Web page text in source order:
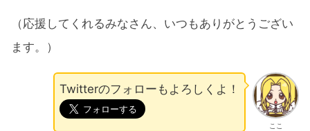
（応援してくれるみなさん、いつもありがとうござい
ます。）
ここ
Twitterのフォローもよろしくよ！